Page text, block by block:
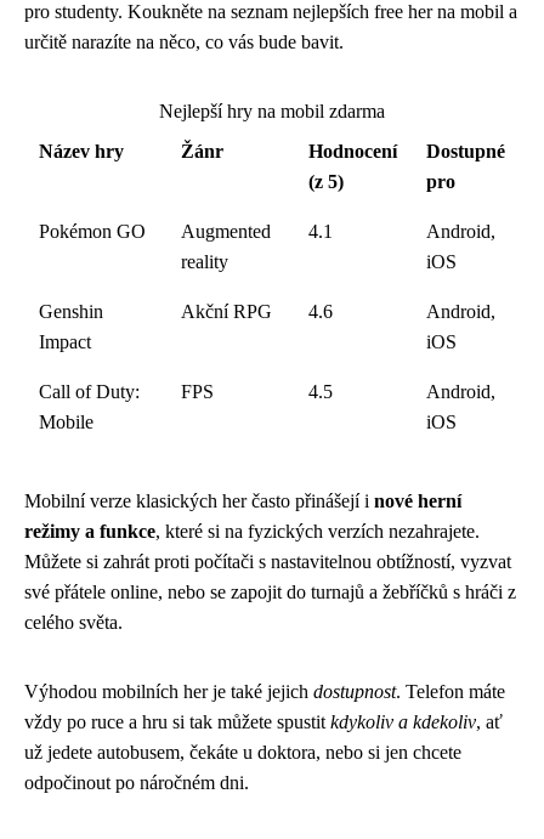
pro studenty. Koukněte na seznam nejlepších free her na mobil a
určitě narazíte na něco, co vás bude bavit.
Nejlepší hry na mobil zdarma
Název hry
Žánr
Hodnocení
(z 5)
Dostupné
pro
Pokémon GO
Augmented
reality
4.1
Android,
iOS
Genshin
Impact
Akční RPG 4.6
Android,
iOS
Call of Duty:
Mobile
FPS 4.5
Android,
iOS
Mobilní verze klasických her často přinášejí i nové herní
režimy a funkce, které si na fyzických verzích nezahrajete.
Můžete si zahrát proti počítači s nastavitelnou obtížností, vyzvat
své přátele online, nebo se zapojit do turnajů a žebříčků s hráči z
celého světa.
Výhodou mobilních her je také jejich dostupnost. Telefon máte
vždy po ruce a hru si tak můžete spustit kdykoliv a kdekoliv, ať
už jedete autobusem, čekáte u doktora, nebo si jen chcete
odpočinout po náročném dni.